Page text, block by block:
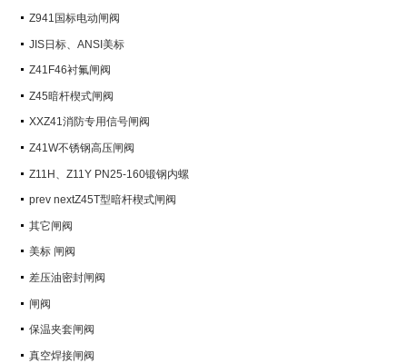
Z941国标电动闸阀
JIS日标、ANSI美标
Z41F46衬氟闸阀
Z45暗杆楔式闸阀
XXZ41消防专用信号闸阀
Z41W不锈钢高压闸阀
Z11H、Z11Y PN25-160锻钢内螺
纹楔式闸阀
prev nextZ45T型暗杆楔式闸阀
其它闸阀
美标 闸阀
差压油密封闸阀
闸阀
保温夹套闸阀
真空焊接闸阀